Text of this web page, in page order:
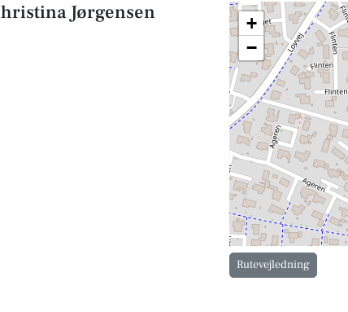
Jørgensen
+
−
Rutevejledning